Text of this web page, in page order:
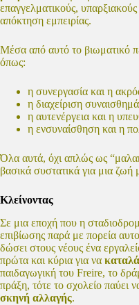
επαγγελματικούς,
απόκτηση εμπειρίας.
Μέσα από αυτό το βιωματικό
όπως:
η συνεργασία και η
η διαχείριση
η αυτενέργεια και η
η ενσυναίσθηση και η
Όλα αυτά, όχι απλώς ως
βασικά συστατικά για μια
Κλείνοντας
Σε μια εποχή που η
επιβίωσης παρά με πορεία
δώσει στους νέους ένα
πρώτα και κύρια για να
παιδαγωγική του Freire, το
πράξη, τότε το σχολείο παύει
σκηνή αλλαγής.